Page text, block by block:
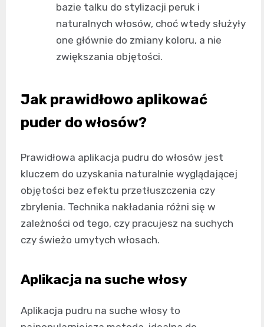
bazie talku do stylizacji peruk i
naturalnych włosów, choć wtedy służyły
one głównie do zmiany koloru, a nie
zwiększania objętości.
Jak prawidłowo aplikować
puder do włosów?
Prawidłowa aplikacja pudru do włosów jest
kluczem do uzyskania naturalnie wyglądającej
objętości bez efektu przetłuszczenia czy
zbrylenia. Technika nakładania różni się w
zależności od tego, czy pracujesz na suchych
czy świeżo umytych włosach.
Aplikacja na suche włosy
Aplikacja pudru na suche włosy to